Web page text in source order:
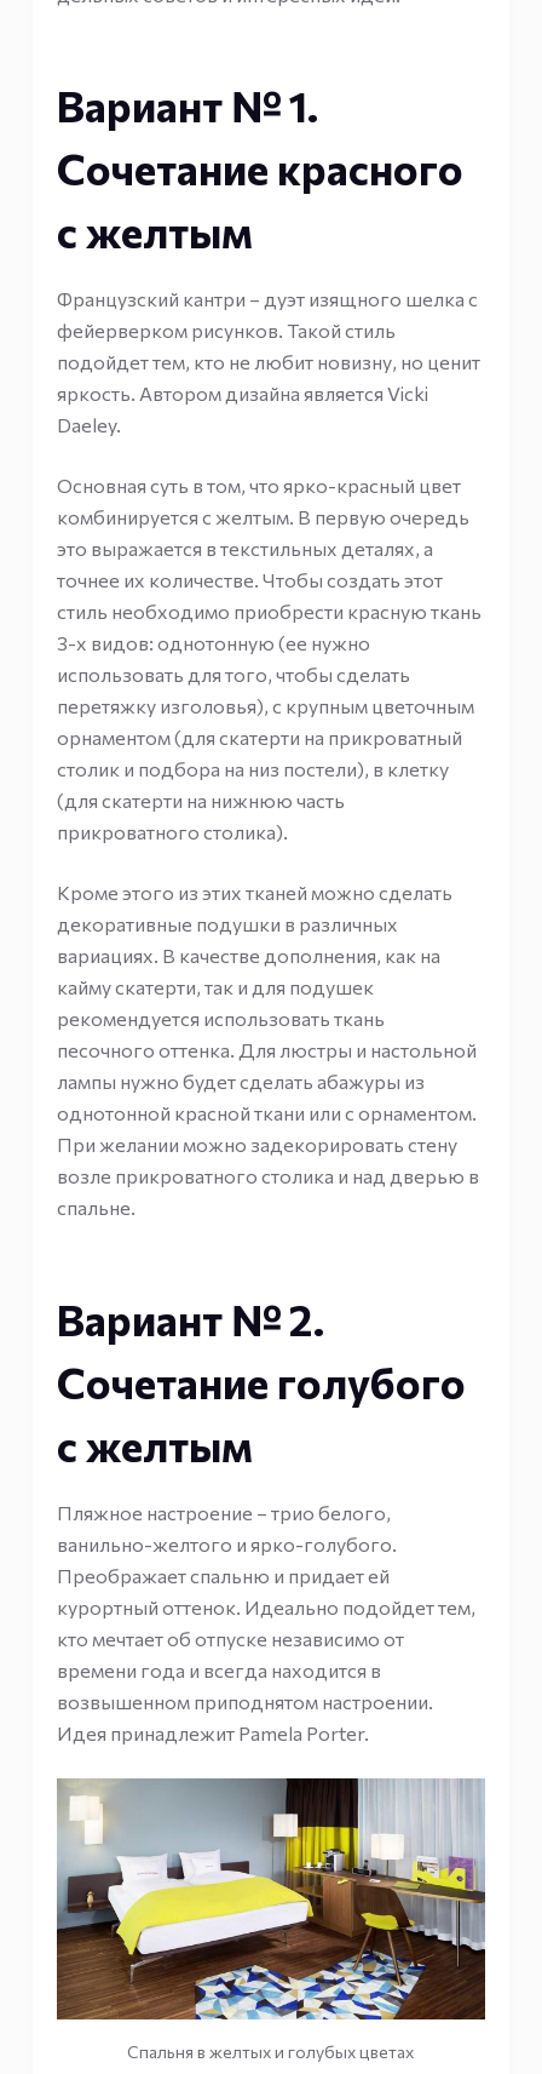
Вариант № 1.
Сочетание красного
с желтым
Французский кантри – дуэт изящного шелка с
фейерверком рисунков. Такой стиль
подойдет тем, кто не любит новизну, но ценит
яркость. Автором дизайна является Vicki
Daeley.
Основная суть в том, что ярко-красный цвет
комбинируется с желтым. В первую очередь
это выражается в текстильных деталях, а
точнее их количестве. Чтобы создать этот
стиль необходимо приобрести красную ткань
3-х видов: однотонную (ее нужно
использовать для того, чтобы сделать
перетяжку изголовья), с крупным цветочным
орнаментом (для скатерти на прикроватный
столик и подбора на низ постели), в клетку
(для скатерти на нижнюю часть
прикроватного столика).
Кроме этого из этих тканей можно сделать
декоративные подушки в различных
вариациях. В качестве дополнения, как на
кайму скатерти, так и для подушек
рекомендуется использовать ткань
песочного оттенка. Для люстры и настольной
лампы нужно будет сделать абажуры из
однотонной красной ткани или с орнаментом.
При желании можно задекорировать стену
возле прикроватного столика и над дверью в
спальне.
Вариант № 2.
Сочетание голубого
с желтым
Пляжное настроение – трио белого,
ванильно-желтого и ярко-голубого.
Преображает спальню и придает ей
курортный оттенок. Идеально подойдет тем,
кто мечтает об отпуске независимо от
времени года и всегда находится в
возвышенном приподнятом настроении.
Идея принадлежит Pamela Porter.
Спальня в желтых и голубых цветах